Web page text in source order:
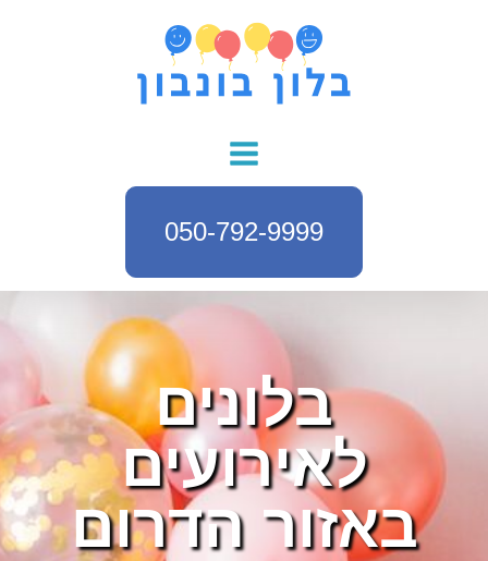
050-792-9999
בלונים
לאירועים
באזור הדרום